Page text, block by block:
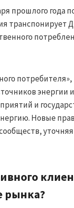
прошлого года
транспонирует
энергии
и
Новые
рынка?